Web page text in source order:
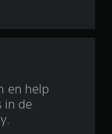
b
en help
in de